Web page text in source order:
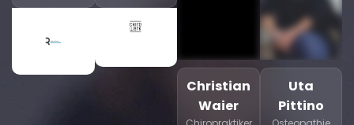
Christian
Waier
Uta
Pittino